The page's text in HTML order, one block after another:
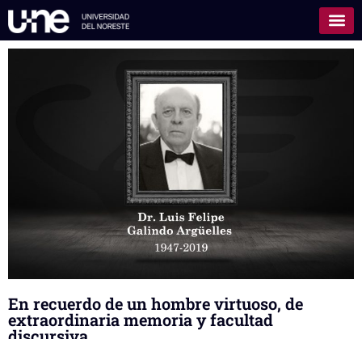
En recuerdo de un hombre virtuoso, de
extraordinaria memoria y facultad